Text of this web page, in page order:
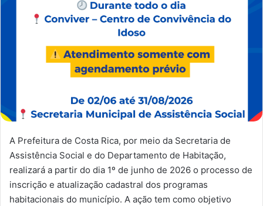
A Prefeitura de Costa Rica, por meio da Secretaria de
Assistência Social e do Departamento de Habitação,
realizará a partir do dia 1º de junho de 2026 o processo de
inscrição e atualização cadastral dos programas
habitacionais do município. A ação tem como objetivo